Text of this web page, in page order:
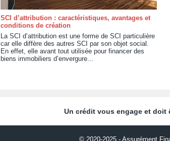
SCI d’attribution : caractéristiques, avantages et
conditions de création
La SCI d’attribution est une forme de SCI particulière
car elle diffère des autres SCI par son objet social.
En effet, elle avant tout utilisée pour financer des
biens immobiliers d’envergure...
Un crédit vous engage et doit
© 2020-2025 - Assurément